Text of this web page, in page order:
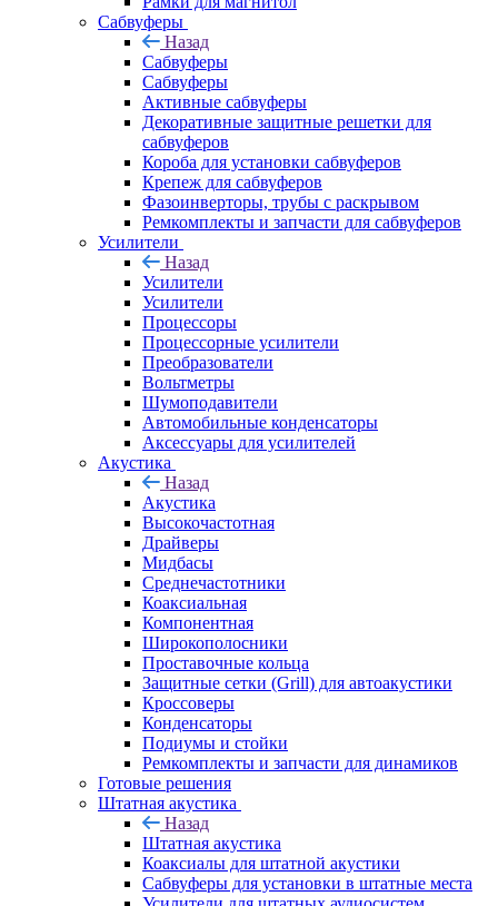
Сабвуферы
Назад
Сабвуферы
Сабвуферы
Активные сабвуферы
Декоративные защитные решетки для
сабвуферов
Короба для установки сабвуферов
Крепеж для сабвуферов
Фазоинверторы, трубы с раскрывом
Ремкомплекты и запчасти для сабвуферов
Усилители
Назад
Усилители
Усилители
Процессоры
Процессорные усилители
Преобразователи
Вольтметры
Шумоподавители
Автомобильные конденсаторы
Аксессуары для усилителей
Акустика
Назад
Акустика
Высокочастотная
Драйверы
Мидбасы
Среднечастотники
Коаксиальная
Компонентная
Широкополосники
Проставочные кольца
Защитные сетки (Grill) для автоакустики
Кроссоверы
Конденсаторы
Подиумы и стойки
Ремкомплекты и запчасти для динамиков
Готовые решения
Штатная акустика
Назад
Штатная акустика
Коаксиалы для штатной акустики
Сабвуферы для установки в штатные места